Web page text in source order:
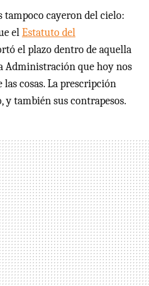
tampoco cayeron del cielo:
elEstatuto del
el plazo dentro de aquella
Administración que hoy nos
cosas. La prescripción
y también sus contrapesos.